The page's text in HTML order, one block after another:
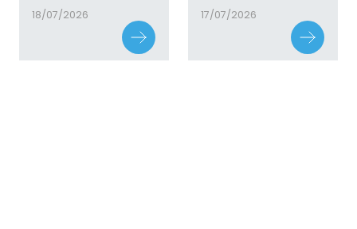
18/07/2026 17/07/2026